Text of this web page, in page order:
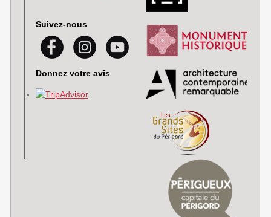
Suivez-nous
Donnez votre avis